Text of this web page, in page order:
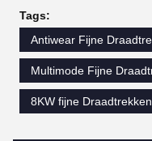
Tags:
Antiwear Fijne
Multimode Fijne
8KW fijne